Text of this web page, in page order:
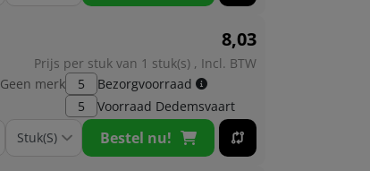
8,03
Prijs per stuk van 1 stuk(s) , Incl. BTW
Geen merk
5
Bezorgvoorraad
5
Voorraad Dedemsvaart
Bestel nu!